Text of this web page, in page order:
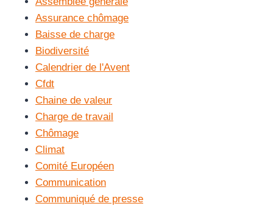
Assurance chômage
Baisse de charge
Biodiversité
Calendrier de l'Avent
Cfdt
Chaine de valeur
Charge de travail
Chômage
Climat
Comité Européen
Communication
Communiqué de presse